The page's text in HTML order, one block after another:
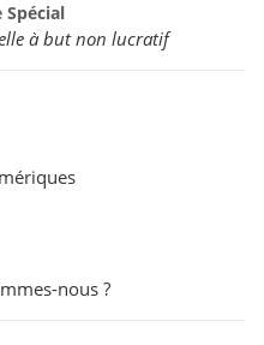
Spécial
à but non lucratif
nous ?